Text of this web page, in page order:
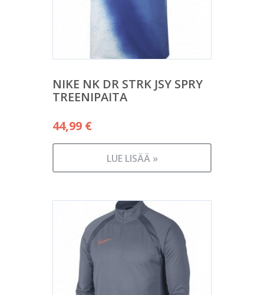
NIKE NK DR STRK JSY SPRY
TREENIPAITA
44,99 €
LUE LISÄÄ »